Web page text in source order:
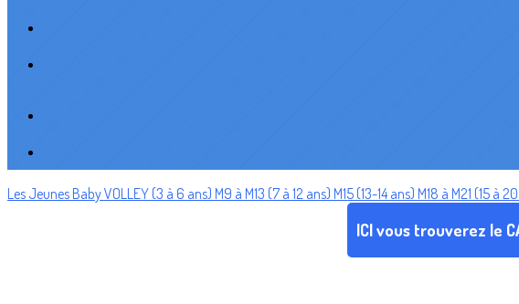
Les Jeunes Baby VOLLEY (3 à 6 ans) M9 à M13 (7 à 12 ans) M15 (13-14 ans) M18 à M21 (15 à
ICI vous trouverez le